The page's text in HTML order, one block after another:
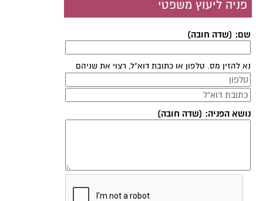
פניה ליעוץ משפטי
שם: (שדה חובה)
נא להזין מס. טלפון או כתובת דוא"ל, רצוי את שניהם
נושא הפניה: (שדה חובה)